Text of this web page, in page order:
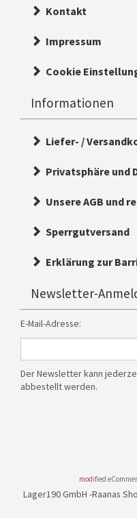
Kontakt
Impressum
Cookie
Informationen
Liefer- /
Privatsphäre und
Unsere AGB und
Sperrgutversand
Erklärung zur
Newsletter-
E-Mail-Adresse:
E-
Mail
Adresse
Der Newsletter kann
abbestellt werden.
Lager190 GmbH -Raanas
modified